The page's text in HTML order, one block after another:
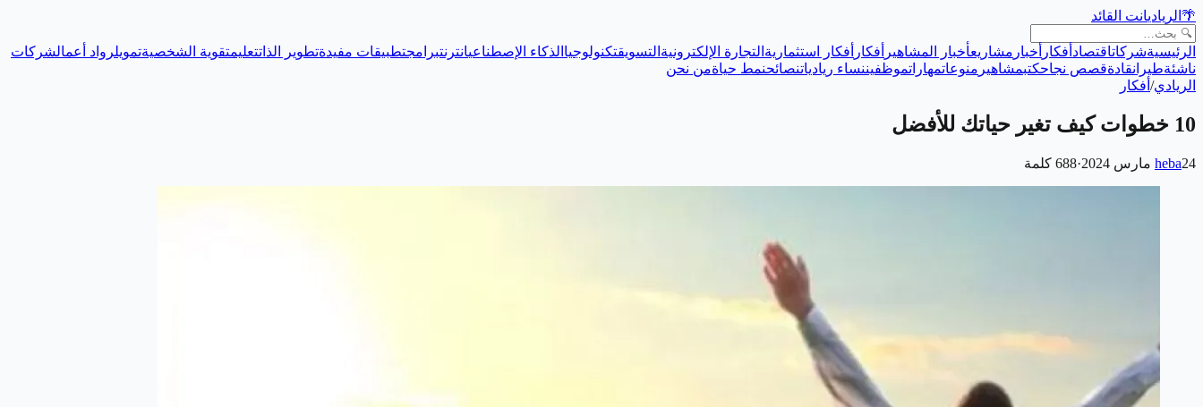
🌴 الرياديانت القائد
الرئيسيةشركاتاقتصاد أفكار أخبار مشاريعأخبار المشاهير أفكار أفكار استثمارية التجارة الإلكترونية التسويقتكنولوجيا الذكاء الإصطناعيانترنتبرامجتطبيقات مفيدةتطوير الذاتتعليمتقوية الشخصيةتمويلرواد أعمالشركات
ناشئةطيرانقادةقصص نجاحكتبمشاهير منوعاتمهاراتموظفيننساء ريادياتنصائحنمط حياةمن نحن
الريادي/ أفكار
10 خطوات كيف تغير حياتك للأفضل
heba24 مارس 2024 ·
688 كلمة